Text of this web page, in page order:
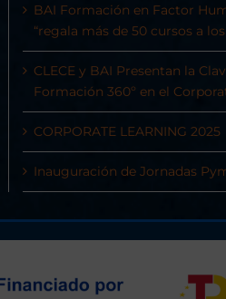
BAI Formación en Factor
“regala más de 50 cursos a
CLECE y BAI Presentan la
Formación 360º en el
CORPORATE LEARNING 2025
Inauguración de Jornadas